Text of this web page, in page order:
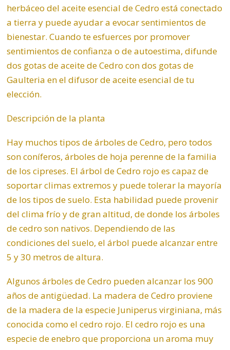
herbáceo del aceite esencial de Cedro está conectado
a tierra y puede ayudar a evocar sentimientos de
bienestar. Cuando te esfuerces por promover
sentimientos de confianza o de autoestima, difunde
dos gotas de aceite de Cedro con dos gotas de
Gaulteria en el difusor de aceite esencial de tu
elección.
Descripción de la planta
Hay muchos tipos de árboles de Cedro, pero todos
son coníferos, árboles de hoja perenne de la familia
de los cipreses. El árbol de Cedro rojo es capaz de
soportar climas extremos y puede tolerar la mayoría
de los tipos de suelo. Esta habilidad puede provenir
del clima frío y de gran altitud, de donde los árboles
de cedro son nativos. Dependiendo de las
condiciones del suelo, el árbol puede alcanzar entre
5 y 30 metros de altura.
Algunos árboles de Cedro pueden alcanzar los 900
años de antigüedad. La madera de Cedro proviene
de la madera de la especie Juniperus virginiana, más
conocida como el cedro rojo. El cedro rojo es una
especie de enebro que proporciona un aroma muy